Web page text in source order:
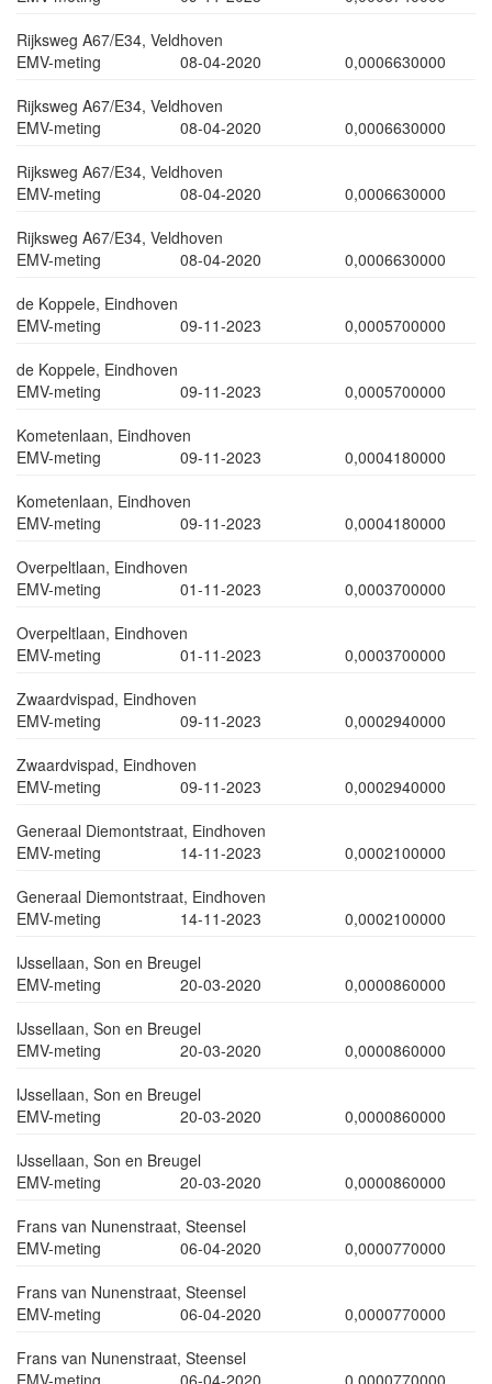
Rijksweg A67/E34, Veldhoven
EMV-meting
08-04-2020
0,0006630000
Rijksweg A67/E34, Veldhoven
EMV-meting
08-04-2020
0,0006630000
Rijksweg A67/E34, Veldhoven
EMV-meting
08-04-2020
0,0006630000
Rijksweg A67/E34, Veldhoven
EMV-meting
08-04-2020
0,0006630000
de Koppele, Eindhoven
EMV-meting
09-11-2023
0,0005700000
de Koppele, Eindhoven
EMV-meting
09-11-2023
0,0005700000
Kometenlaan, Eindhoven
EMV-meting
09-11-2023
0,0004180000
Kometenlaan, Eindhoven
EMV-meting
09-11-2023
0,0004180000
Overpeltlaan, Eindhoven
EMV-meting
01-11-2023
0,0003700000
Overpeltlaan, Eindhoven
EMV-meting
01-11-2023
0,0003700000
Zwaardvispad, Eindhoven
EMV-meting
09-11-2023
0,0002940000
Zwaardvispad, Eindhoven
EMV-meting
09-11-2023
0,0002940000
Generaal Diemontstraat, Eindhoven
EMV-meting
14-11-2023
0,0002100000
Generaal Diemontstraat, Eindhoven
EMV-meting
14-11-2023
0,0002100000
IJssellaan, Son en Breugel
EMV-meting
20-03-2020
0,0000860000
IJssellaan, Son en Breugel
EMV-meting
20-03-2020
0,0000860000
IJssellaan, Son en Breugel
EMV-meting
20-03-2020
0,0000860000
IJssellaan, Son en Breugel
EMV-meting
20-03-2020
0,0000860000
Frans van Nunenstraat, Steensel
EMV-meting
06-04-2020
0,0000770000
Frans van Nunenstraat, Steensel
EMV-meting
06-04-2020
0,0000770000
Frans van Nunenstraat, Steensel
EMV-meting
06-04-2020 0,0000770000